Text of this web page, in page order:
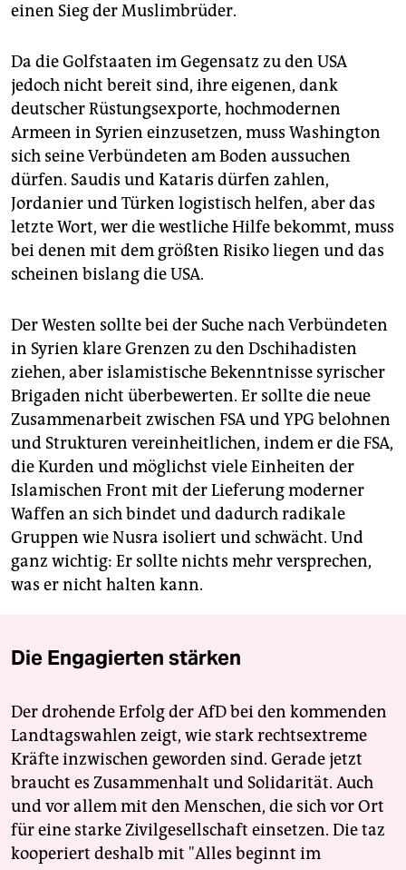
einen Sieg der Muslimbrüder.
Da die Golfstaaten im Gegensatz zu den USA
jedoch nicht bereit sind, ihre eigenen, dank
deutscher Rüstungsexporte, hochmodernen
Armeen in Syrien einzusetzen, muss Washington
sich seine Verbündeten am Boden aussuchen
dürfen. Saudis und Kataris dürfen zahlen,
Jordanier und Türken logistisch helfen, aber das
letzte Wort, wer die westliche Hilfe bekommt, muss
bei denen mit dem größten Risiko liegen und das
scheinen bislang die USA.
Der Westen sollte bei der Suche nach Verbündeten
in Syrien klare Grenzen zu den Dschihadisten
ziehen, aber islamistische Bekenntnisse syrischer
Brigaden nicht überbewerten. Er sollte die neue
Zusammenarbeit zwischen FSA und YPG belohnen
und Strukturen vereinheitlichen, indem er die FSA,
die Kurden und möglichst viele Einheiten der
Islamischen Front mit der Lieferung moderner
Waffen an sich bindet und dadurch radikale
Gruppen wie Nusra isoliert und schwächt. Und
ganz wichtig: Er sollte nichts mehr versprechen,
was er nicht halten kann.
Die Engagierten stärken
Der drohende Erfolg der AfD bei den kommenden
Landtagswahlen zeigt, wie stark rechtsextreme
Kräfte inzwischen geworden sind. Gerade jetzt
braucht es Zusammenhalt und Solidarität. Auch
und vor allem mit den Menschen, die sich vor Ort
für eine starke Zivilgesellschaft einsetzen. Die taz
kooperiert deshalb mit "Alles beginnt im